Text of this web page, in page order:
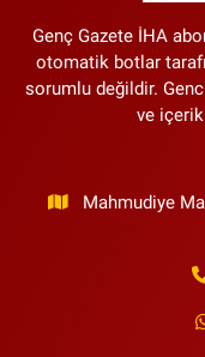
Genç Gazete İHA
otomatik botlar
sorumlu değildir.
ve
Mahmudiye